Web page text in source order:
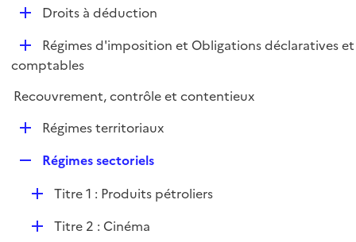
r
e
r
D
l
e
Droits à déduction
D
é
l
Régimes d'imposition et Obligations déclaratives et
comptables
Recouvrement, contrôle et contentieux
D
l
i
e
Régimes territoriaux
p
l
i
Régimes sectoriels
DTitre 1 : Produits pétroliers
DTitre 2 : Cinéma